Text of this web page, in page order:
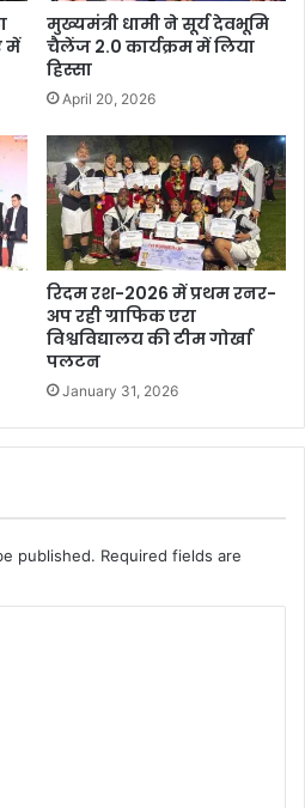
में
मुख्यमंत्री धामी ने सूर्य देवभूमि
चैलेंज 2.0 कार्यक्रम में लिया
हिस्सा
April 20, 2026
रिदम रश-2026 में प्रथम रनर-
अप रही ग्राफिक एरा
विश्वविद्यालय की टीम गोर्खा
पलटन
January 31, 2026
published. Required fields are